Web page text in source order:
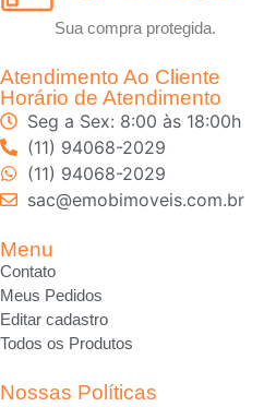
Sua compra protegida.
Atendimento Ao Cliente
Horário de Atendimento
Seg a Sex: 8:00 às 18:00h
(11) 94068-2029
(11) 94068-2029
sac@emobimoveis.com.br
Menu
Contato
Meus Pedidos
Editar cadastro
Todos os Produtos
Nossas Políticas